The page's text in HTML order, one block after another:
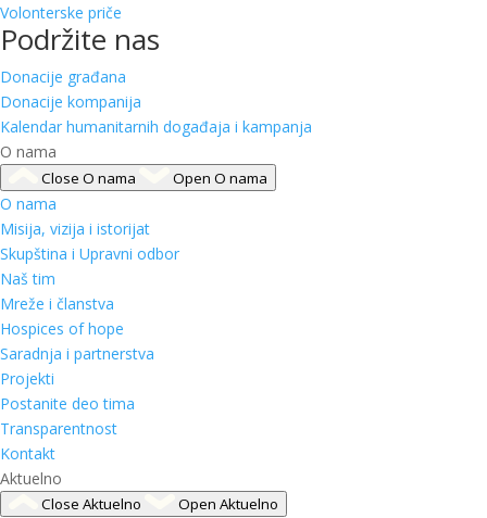
Volonterske priče
Podržite nas
Donacije građana
Donacije kompanija
Kalendar humanitarnih događaja i kampanja
O nama
Close O nama Open O nama
O nama
Misija, vizija i istorijat
Skupština i Upravni odbor
Naš tim
Mreže i članstva
Hospices of hope
Saradnja i partnerstva
Projekti
Postanite deo tima
Transparentnost
Kontakt
Aktuelno
Close Aktuelno Open Aktuelno